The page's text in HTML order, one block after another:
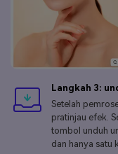
Langkah 3:
Setelah
pratinjau efek.
tombol unduh
dan hanya satu